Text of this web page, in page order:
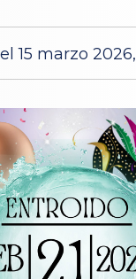
15 marzo 2026,